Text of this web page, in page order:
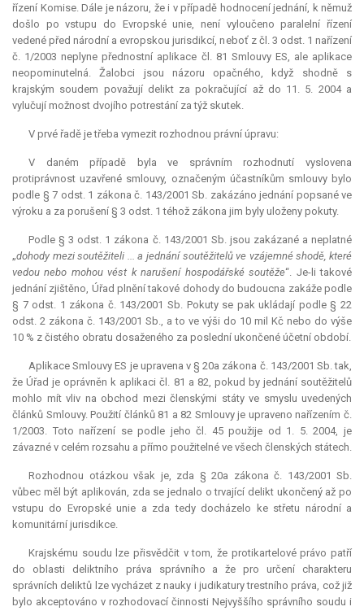
řízení Komise. Dále je názoru, že i v případě hodnocení jednání, k němuž
došlo po vstupu do Evropské unie, není vyloučeno paralelní řízení
vedené před národní a evropskou jurisdikcí, neboť z čl. 3 odst. 1 nařízení
č. 1/2003 neplyne přednostní aplikace čl. 81 Smlouvy ES, ale aplikace
neopominutelná. Žalobci jsou názoru opačného, když shodně s
krajským soudem považují delikt za pokračující až do 11. 5. 2004 a
vylučují možnost dvojího potrestání za týž skutek.
V prvé řadě je třeba vymezit rozhodnou právní úpravu:
V daném případě byla ve správním rozhodnutí vyslovena
protiprávnost uzavřené smlouvy, označeným účastníkům smlouvy bylo
podle § 7 odst. 1 zákona č. 143/2001 Sb. zakázáno jednání popsané ve
výroku a za porušení § 3 odst. 1 téhož zákona jim byly uloženy pokuty.
Podle § 3 odst. 1 zákona č. 143/2001 Sb. jsou zakázané a neplatné
„dohody mezi soutěžiteli ... a jednání soutěžitelů ve vzájemné shodě, které
vedou nebo mohou vést k narušení hospodářské soutěže“. Je-li takové
jednání zjištěno, Úřad plnění takové dohody do budoucna zakáže podle
§ 7 odst. 1 zákona č. 143/2001 Sb. Pokuty se pak ukládají podle § 22
odst. 2 zákona č. 143/2001 Sb., a to ve výši do 10 mil Kč nebo do výše
10 % z čistého obratu dosaženého za poslední ukončené účetní období.
Aplikace Smlouvy ES je upravena v § 20a zákona č. 143/2001 Sb. tak,
že Úřad je oprávněn k aplikaci čl. 81 a 82, pokud by jednání soutěžitelů
mohlo mít vliv na obchod mezi členskými státy ve smyslu uvedených
článků Smlouvy. Použití článků 81 a 82 Smlouvy je upraveno nařízením č.
1/2003. Toto nařízení se podle jeho čl. 45 použije od 1. 5. 2004, je
závazné v celém rozsahu a přímo použitelné ve všech členských státech.
Rozhodnou otázkou však je, zda § 20a zákona č. 143/2001 Sb.
vůbec měl být aplikován, zda se jednalo o trvající delikt ukončený až po
vstupu do Evropské unie a zda tedy docházelo ke střetu národní a
komunitární jurisdikce.
Krajskému soudu lze přisvědčit v tom, že protikartelové právo patří
do oblasti deliktního práva správního a že pro určení charakteru
správních deliktů lze vycházet z nauky i judikatury trestního práva, což již
bylo akceptováno v rozhodovací činnosti Nejvyššího správního soudu i